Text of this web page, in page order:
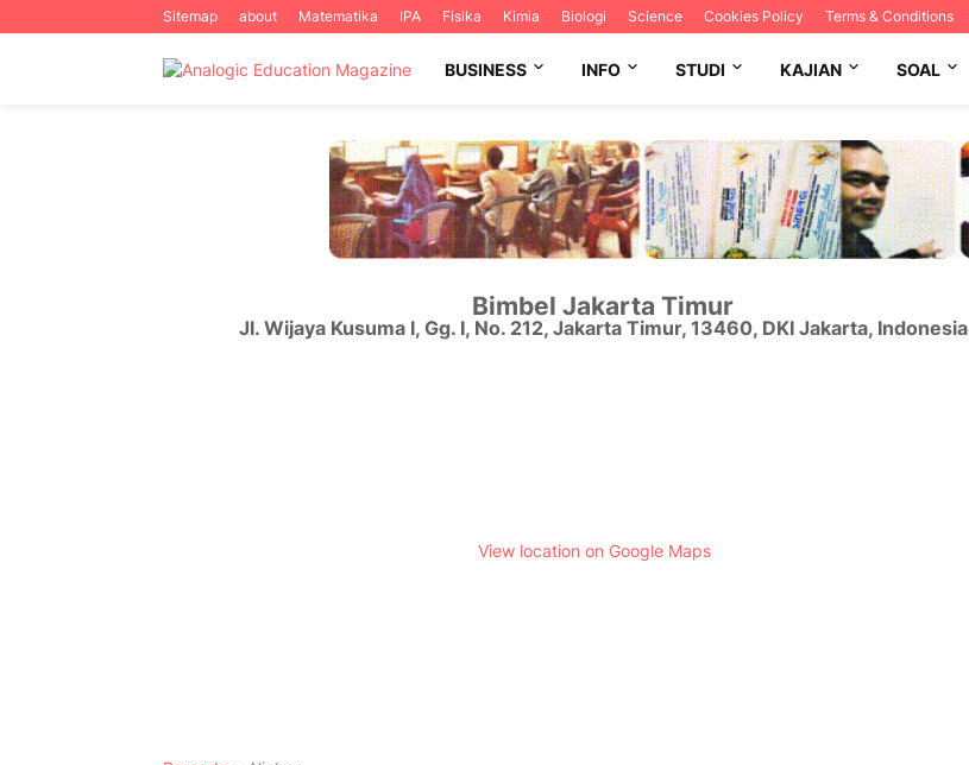
Sitemap about Matematika IPA Fisika Kimia Biologi Science Cookies Policy Terms & Conditions
BUSINESS INFO STUDI KAJIAN SOAL
Bimbel Jakarta Timur
Jl. Wijaya Kusuma I, Gg. I, No. 212, Jakarta Timur, 13460, DKI Jakarta, Indonesia
View location on Google Maps